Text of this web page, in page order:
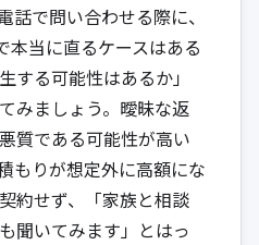
話で問い合わせる際に、
本当に直るケースはある
する可能性はあるか」
みましょう。曖昧な返
質である可能性が高い
もりが想定外に高額にな
約せず、「家族と相談
聞いてみます」とはっ